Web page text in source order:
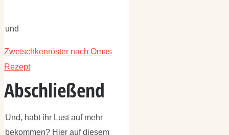
und
Zwetschkenröster nach Omas
Rezept
Abschließend
Und, habt ihr Lust auf mehr
bekommen? Hier auf diesem